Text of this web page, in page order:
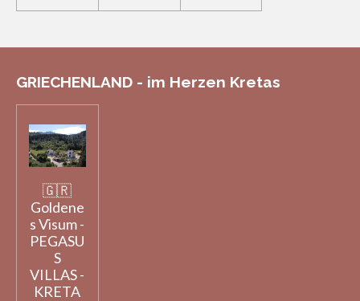
GRIECHENLAND - im Herzen Kretas
🇬🇷
Goldene
s Visum -
PEGASU
S
VILLAS -
KRETA